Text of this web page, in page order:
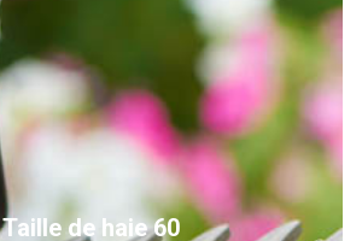
Taille de haie 60